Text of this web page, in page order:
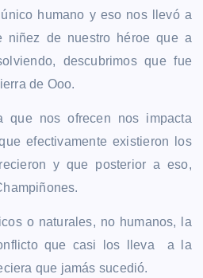
humano y eso nos llevó a
niñez de nuestro héroe que a
descubrimos que fue
de Ooo.
que nos ofrecen nos impacta
efectivamente existieron los
y que posterior a eso,
o naturales, no humanos, la
que casi los lleva a la
que jamás sucedió.